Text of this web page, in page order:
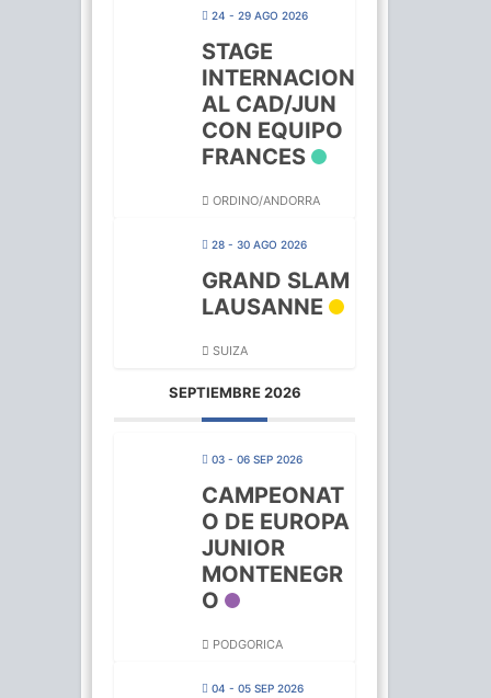
24 - 29 AGO 2026
STAGE
INTERNACION
AL CAD/JUN
CON EQUIPO
FRANCES
ORDINO/ANDORRA
28 - 30 AGO 2026
GRAND SLAM
LAUSANNE
SUIZA
SEPTIEMBRE 2026
03 - 06 SEP 2026
CAMPEONAT
O DE EUROPA
JUNIOR
MONTENEGR
O
PODGORICA
04 - 05 SEP 2026